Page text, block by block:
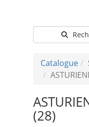
Catalogue
(28)